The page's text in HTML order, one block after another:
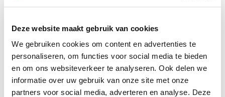
Deze website maakt gebruik van cookies
We gebruiken cookies om content en advertenties te
personaliseren, om functies voor social media te bieden
en om ons websiteverkeer te analyseren. Ook delen we
informatie over uw gebruik van onze site met onze
partners voor social media, adverteren en analyse. Deze